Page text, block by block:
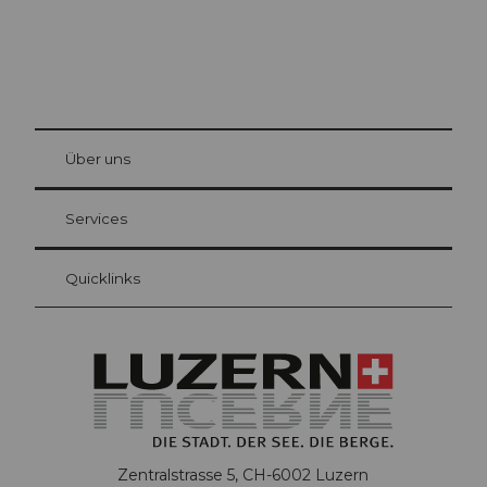
Gästekarte Luzern
Ihre Vorteile als Übernachtungsgast
at Bre
Über uns
Services
Quicklinks
Zentralstrasse 5, CH-6002 Luzern